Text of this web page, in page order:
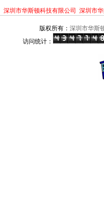
深圳市华斯顿科技有限公司 深圳市
版权所有： 深圳市华斯
访问统计：